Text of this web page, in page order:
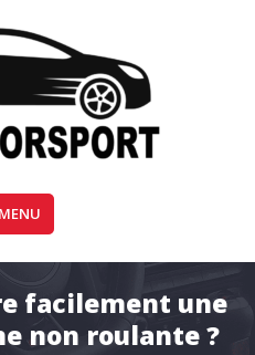
MENU
facilement une
non roulante ?